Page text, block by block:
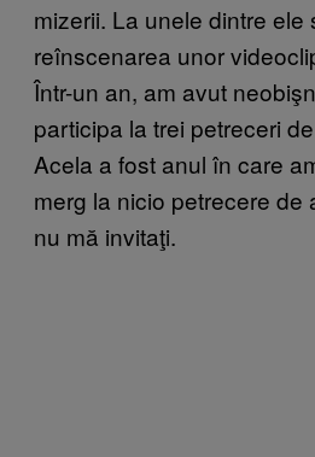
mizerii. La unele dintre ele
reînscenarea unor
Într-un an, am avut
participa la trei petreceri
Acela a fost anul în care
merg la nicio petrecere de
nu mă invitaţi.